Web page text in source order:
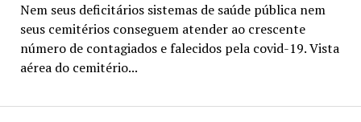
Nem seus deficitários sistemas de saúde pública nem
seus cemitérios conseguem atender ao crescente
número de contagiados e falecidos pela covid-19. Vista
aérea do cemitério...